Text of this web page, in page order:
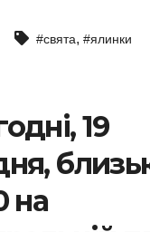
#свята, #ялинки
19
на